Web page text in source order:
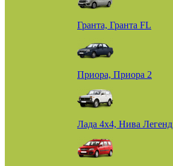
Гранта, Гранта FL
Приора, Приора 2
Лада 4х4, Нива Легенд